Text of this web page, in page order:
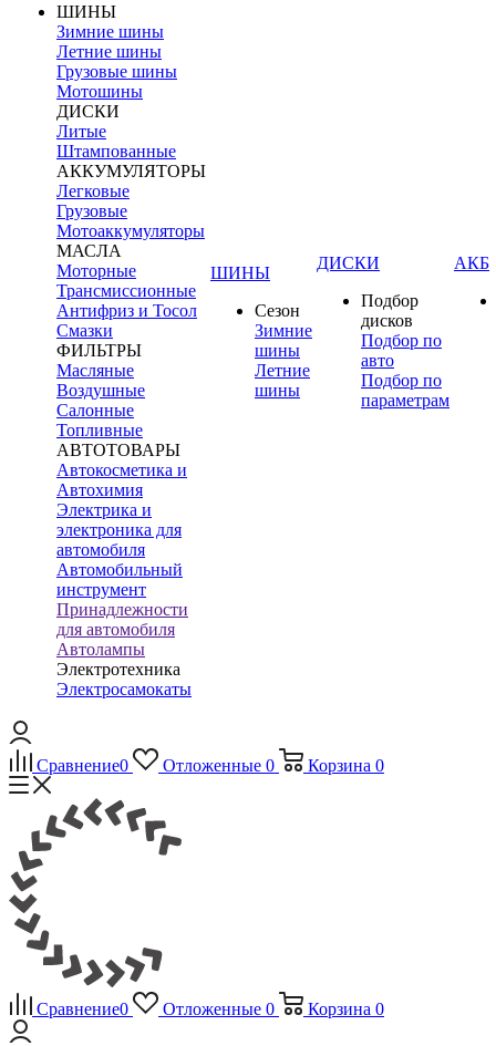
ШИНЫ
Зимние шины
Летние шины
Грузовые шины
Мотошины
ДИСКИ
Литые
Штампованные
АККУМУЛЯТОРЫ
Легковые
Грузовые
Мотоаккумуляторы
МАСЛА
Моторные
Трансмиссионные
Антифриз и Тосол
Смазки
ФИЛЬТРЫ
Масляные
Воздушные
Салонные
Топливные
АВТОТОВАРЫ
Автокосметика и
Автохимия
Электрика и
электроника для
автомобиля
Автомобильный
инструмент
Принадлежности
для автомобиля
Автолампы
Электротехника
Электросамокаты
ШИНЫ
Сезон
Зимние
шины
Летние
шины
ДИСКИ
Подбор
дисков
Подбор по
авто
Подбор по
параметрам
АКБ
Сравнение0 Отложенные 0 Корзина 0
Сравнение0 Отложенные 0 Корзина 0